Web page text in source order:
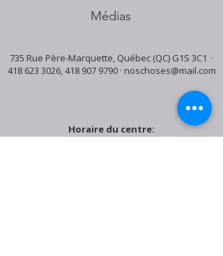
Médias
735 Rue Père-Marquette, Québec (QC) G1S 3C1 ·
418 623 3026,418 907 9790· noschoses@mail.com
Horaire du centre: